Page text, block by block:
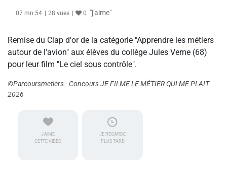
07 mn 54 28 vues 0 "j'aime"
Remise du Clap d'or de la catégorie "Apprendre les métiers
autour de l'avion" aux élèves du collège Jules Verne (68)
pour leur film "Le ciel sous contrôle".
©Parcoursmetiers - Concours JE FILME LE MÉTIER QUI ME PLAIT
2026
J'AIME
CETTE VIDÉO
JE REGARDE
PLUS TARD